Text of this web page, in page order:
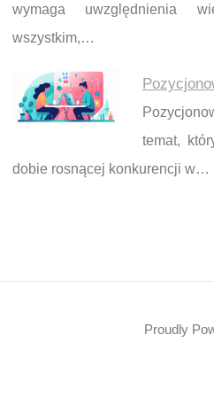
wymaga uwzględnienia
wszystkim,…
temat,
dobie rosnącej konkurencji w…
Proudly